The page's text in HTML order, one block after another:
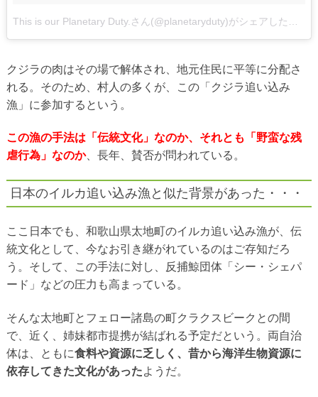
クジラの肉はその場で解体され、地元住民に平等に分配さ
れる。そのため、村人の多くが、この「クジラ追い込み
漁」に参加するという。
この漁の手法は「伝統文化」なのか、それとも「野蛮な残
虐行為」なのか、長年、賛否が問われている。
日本のイルカ追い込み漁と似た背景があった・・・
ここ日本でも、和歌山県太地町のイルカ追い込み漁が、伝
統文化として、今なお引き継がれているのはご存知だろ
う。そして、この手法に対し、反捕鯨団体「シー・シェパ
ード」などの圧力も高まっている。
そんな太地町とフェロー諸島の町クラクスビークとの間
で、近く、姉妹都市提携が結ばれる予定だという。両自治
体は、ともに食料や資源に乏しく、昔から海洋生物資源に
依存してきた文化があったようだ。